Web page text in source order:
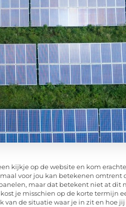
kijkje op de website en kom
voor jou kan betekenen omtrent
maar dat betekent niet at dit
je misschien op de korte termijn
de situatie waar je in zit en hoe